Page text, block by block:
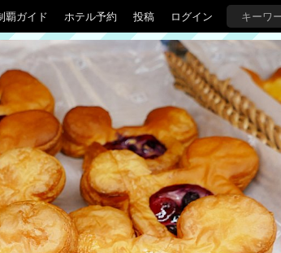
覇ガイド ホテル予約 投稿 ログイン